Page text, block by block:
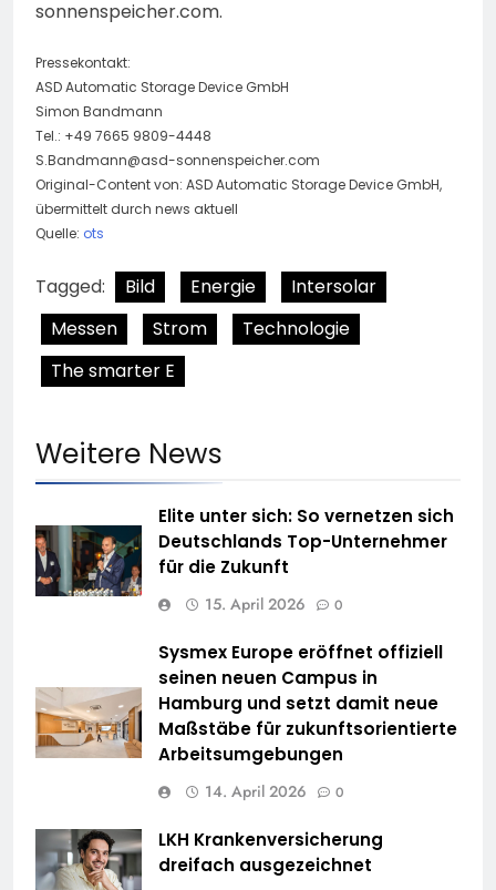
sonnenspeicher.com.
Pressekontakt:
ASD Automatic Storage Device GmbH
Simon Bandmann
Tel.: +49 7665 9809-4448
S.Bandmann@asd-sonnenspeicher.com
Original-Content von: ASD Automatic Storage Device GmbH,
übermittelt durch news aktuell
Quelle: ots
Tagged: Bild Energie
Intersolar
Messen
Strom
Technologie
The smarter E
Weitere News
Elite unter sich: So vernetzen sich
Deutschlands Top-Unternehmer
für die Zukunft
15. April 2026 0
Sysmex Europe eröffnet offiziell
seinen neuen Campus in
Hamburg und setzt damit neue
Maßstäbe für zukunftsorientierte
Arbeitsumgebungen
14. April 2026 0
LKH Krankenversicherung
dreifach ausgezeichnet